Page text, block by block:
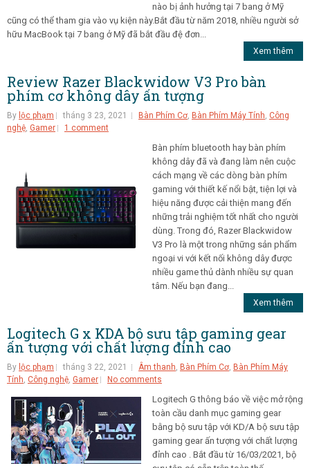
nào bị ảnh hưởng tại 7 bang ở Mỹ
cũng có thể tham gia vào vụ kiện này.Bắt đầu từ năm 2018, nhiều người sở
hữu MacBook tại 7 bang ở Mỹ đã bắt đầu đệ đơn...
Xem thêm
Review Razer Blackwidow V3 Pro bàn
phím cơ không dây ấn tượng
By lộc phạm tháng 3 23, 2021 Bàn Phím Cơ Bàn Phím Máy Tính Công
nghệ Gamer 1 comment
Bàn phím bluetooth hay bàn phím
không dây đã và đang làm nên cuộc
cách mạng về các dòng bàn phím
gaming với thiết kế nổi bật, tiện lợi và
hiệu năng được cải thiện mang đến
những trải nghiệm tốt nhất cho người
dùng. Trong đó, Razer Blackwidow
V3 Pro là một trong những sản phẩm
ngoại vi với kết nối không dây được
nhiều game thủ dành nhiều sự quan
tâm. Nếu bạn đang...
Xem thêm
Logitech G x KDA bộ sưu tập gaming gear
ấn tượng với chất lượng đỉnh cao
By lộc phạm tháng 3 22, 2021 Âm thanh Bàn Phím Cơ Bàn Phím Máy
Tính Công nghệ Gamer No comments
Logitech G thông báo về việc mở rộng
toàn cầu danh mục gaming gear
bằng bộ sưu tập với KD/A bộ sưu tập
gaming gear ấn tượng với chất lượng
đỉnh cao . Bắt đầu từ 16/03/2021, bộ